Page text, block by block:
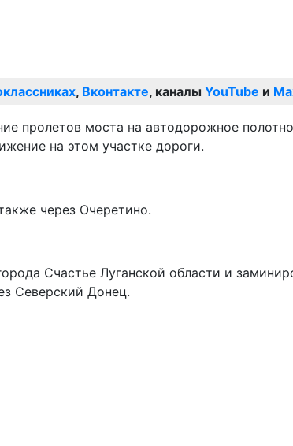
, Вконтакте, каналы YouTube и
пролетов моста на автодорожное
на этом участке дороги.
через Очеретино.
Счастье Луганской области и
Северский Донец.